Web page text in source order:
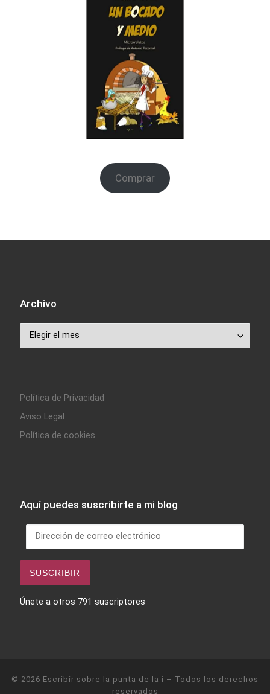
Comprar
Archivo
Archivo
Política de Privacidad
Aviso Legal
Política de cookies
Aquí puedes suscribirte a mi blog
Dirección de correo electrónico
SUSCRIBIR
Únete a otros 791 suscriptores
© 2026 Escribir sobre la punta de la i – Todos los derechos
reservados